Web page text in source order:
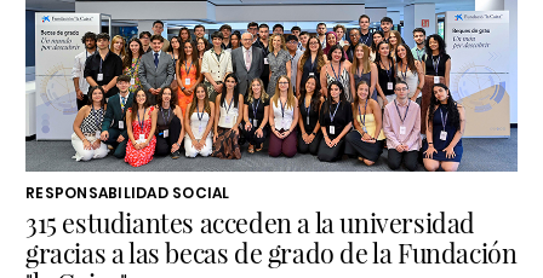
RESPONSABILIDAD SOCIAL
315 estudiantes acceden a la universidad
gracias a las becas de grado de la Fundación